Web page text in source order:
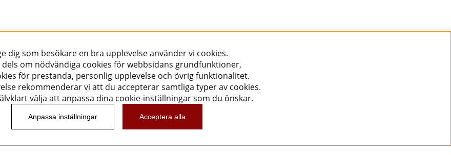
dig som besökare en bra upplevelse använder vi cookies.
om nödvändiga cookies för webbsidans grundfunktioner,
för prestanda, personlig upplevelse och övrig funktionalitet.
rekommenderar vi att du accepterar samtliga typer av cookies.
välja att anpassa dina cookie-inställningar som du önskar.
Anpassa inställningar Acceptera alla